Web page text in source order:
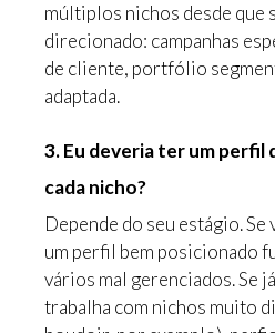
múltiplos nichos desde que
direcionado: campanhas
de cliente, portfólio
adaptada.
3. Eu deveria ter um perfil
cada nicho?
Depende do seu estágio. Se
um perfil bem posicionado
vários mal gerenciados. Se
trabalha com nichos muito